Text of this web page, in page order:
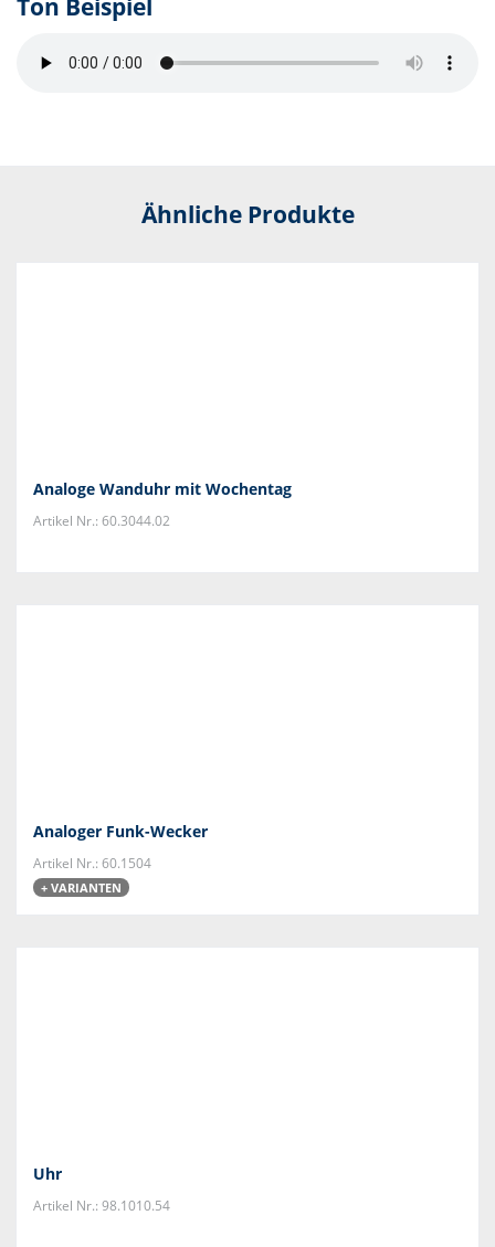
Ton Beispiel
Ähnliche Produkte
Analoge Wanduhr mit Wochentag
Artikel Nr.: 60.3044.02
Analoger Funk-Wecker
Artikel Nr.: 60.1504
+ VARIANTEN
Uhr
Artikel Nr.: 98.1010.54